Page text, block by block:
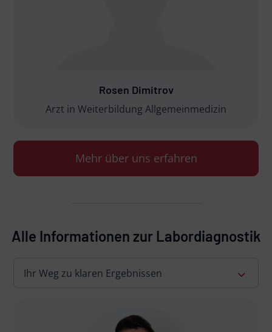
Rosen Dimitrov
Arzt in Weiterbildung Allgemeinmedizin
Mehr über uns erfahren
Alle Informationen zur Labordiagnostik
Ihr Weg zu klaren Ergebnissen